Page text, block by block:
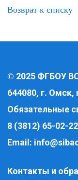
Возврат к списку
© 2025 ФГБОУ
644080, г. Омск,
Обязательные
8 (3812) 65-02-22
Email:
Контакты и